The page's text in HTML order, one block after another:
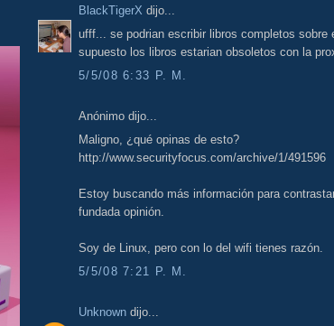
BlackTigerX dijo...
ufff... se podrian escribir libros completos sobre
supuesto los libros estarian obsoletos con la
5/5/08 6:33 P. M.
Anónimo dijo...
Maligno, ¿qué opinas de esto?
http://www.securityfocus.com/archive/1/491596
Estoy buscando más información para
fundada opinión.
Soy de Linux, pero con lo del wifi tienes razón.
5/5/08 7:21 P. M.
Unknown dijo...